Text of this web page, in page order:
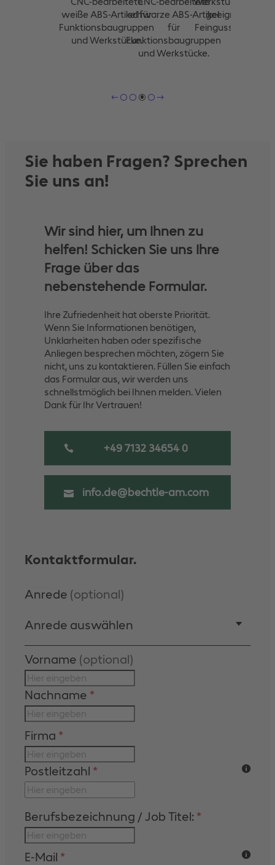
weiße ABS-Artikel für
Funktionsbaugruppen
und Werkstücke.
schwarze ABS-Artikel
für
Funktionsbaugruppen
und Werkstücke.
geeignet für
Feingussmodelle.
Sie haben Fragen? Sprechen
Sie uns an!
Wir sind hier, um Ihnen zu
helfen! Schicken Sie uns Ihre
Frage über das
nebenstehende Formular.
Ihre Zufriedenheit hat oberste Priorität.
Wenn Sie Informationen benötigen,
Unklarheiten haben oder spezifische
Anliegen besprechen möchten, zögern Sie
nicht, uns zu kontaktieren. Füllen Sie einfach
das Formular aus, wir werden uns
schnellstmöglich bei Ihnen melden. Vielen
Dank für Ihr Vertrauen!
+49 7132 34654 0
info.de@bechtle-am.com
Formular überspringen
Kontaktformular.
Anrede (optional)
Anrede auswählen
Vorname (optional)
Nachname *
Firma *
Postleitzahl *
Berufsbezeichnung / Job Titel: *
E-Mail *